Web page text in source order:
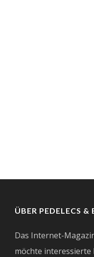
ÜBER PEDELECS &
Das Internet-
möchte